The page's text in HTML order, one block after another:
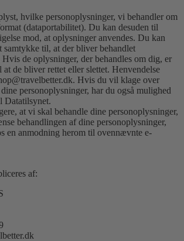
hvilke personoplysninger, vi behandler om
(dataportabilitet). Du kan desuden til
mod, at oplysninger anvendes. Du kan
samtykke til, at der bliver behandlet
de oplysninger, der behandles om dig, er
de bliver rettet eller slettet. Henvendelse
Hvis du vil klage over
personoplysninger, har du også mulighed
Datatilsynet.
at vi skal behandle dine personoplysninger,
behandlingen af dine personoplysninger,
en anmodning herom til ovennævnte e-
af: